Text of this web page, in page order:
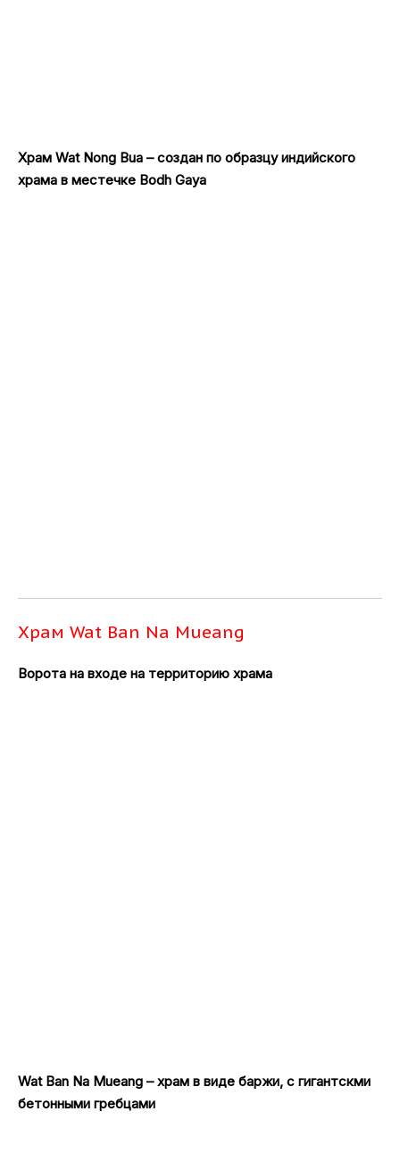
Храм Wat Nong Bua – создан по образцу индийского
храма в местечке Bodh Gaya
Храм Wat Ban Na Mueang
Ворота на входе на территорию храма
Wat Ban Na Mueang – храм в виде баржи, с гигантскми
бетонными гребцами